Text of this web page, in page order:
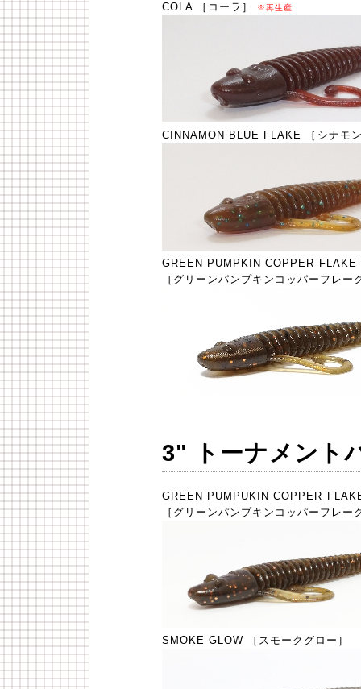
COLA ［コーラ］ ※再生産
CINNAMON BLUE FLAKE ［シナモ
GREEN PUMPKIN COPPER FLAKE
［グリーンパンプキンコッパーフレー
3" トーナメント
GREEN PUMPUKIN COPPER
［グリーンパンプキンコッパーフレー
SMOKE GLOW ［スモークグロー］